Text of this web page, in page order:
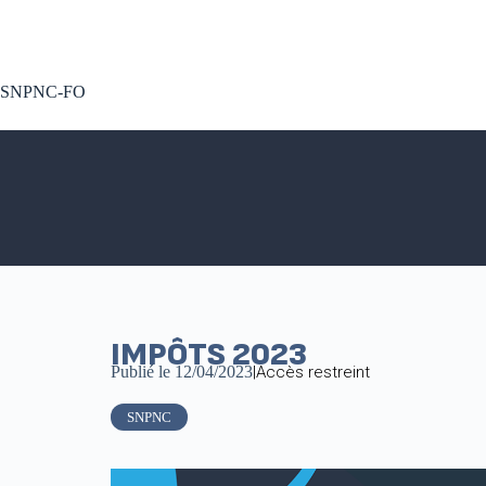
SNPNC-FO
IMPÔTS 2023
Publié le 12/04/2023|Accès restreint
SNPNC